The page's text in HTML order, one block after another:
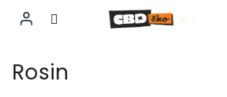
obsah
CZK
Rosin